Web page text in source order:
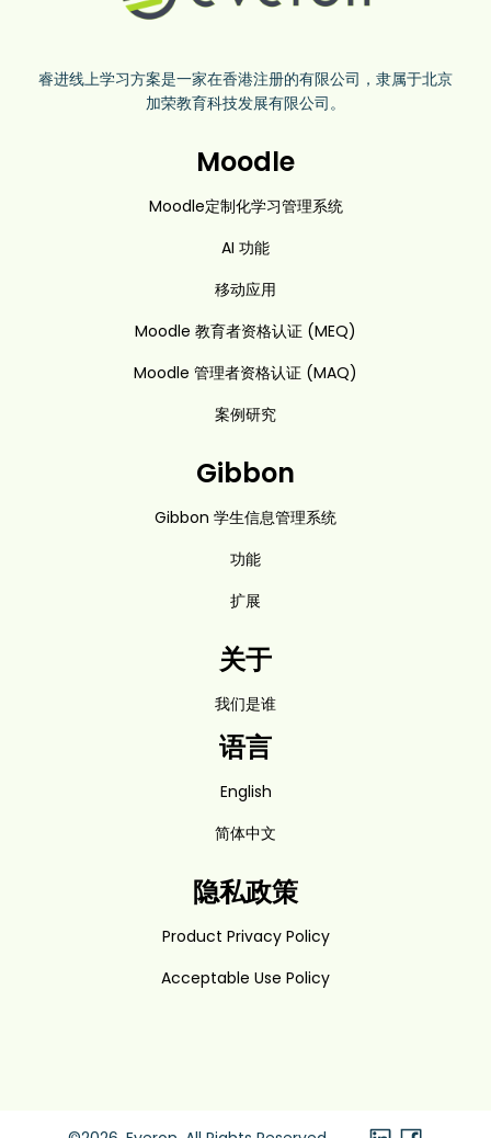
睿进线上学习方案是一家在香港注册的有限公司，隶属于北京
加荣教育科技发展有限公司。
Moodle
Moodle定制化学习管理系统
AI 功能
移动应用
Moodle 教育者资格认证 (MEQ)
Moodle 管理者资格认证 (MAQ)
案例研究
Gibbon
Gibbon 学生信息管理系统
功能
扩展
关于
我们是谁
语言
English
简体中文
隐私政策
Product Privacy Policy
Acceptable Use Policy